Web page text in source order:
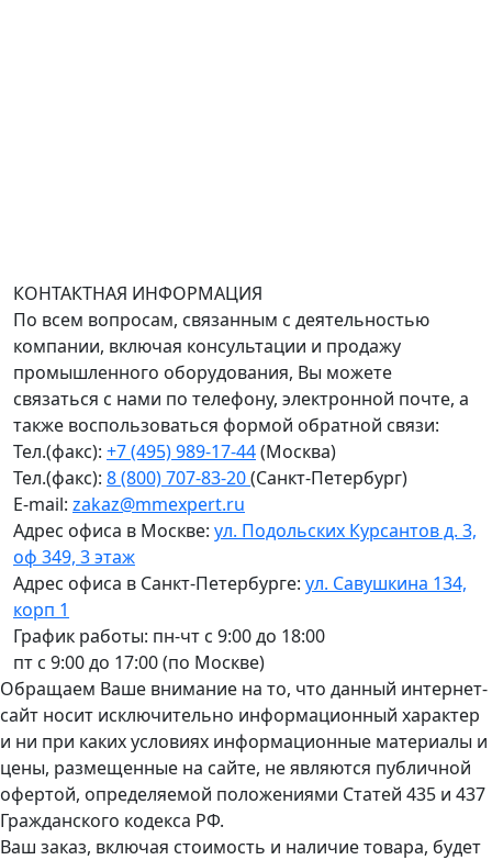
КОНТАКТНАЯ ИНФОРМАЦИЯ
По всем вопросам, связанным с деятельностью
компании, включая консультации и продажу
промышленного оборудования, Вы можете
связаться с нами по телефону, электронной почте, а
также воспользоваться формой обратной связи:
Тел.(факс): +7 (495) 989-17-44(Москва)
Тел.(факс): 8 (800) 707-83-20(Санкт-Петербург)
E-mail: zakaz@mmexpert.ru
Адрес офиса в Москве: ул. Подольских Курсантов д. 3,
оф 349, 3 этаж
Адрес офиса в Санкт-Петербурге: ул. Савушкина 134,
корп 1
График работы: пн-чт с 9:00 до 18:00
пт с 9:00 до 17:00 (по Москве)
Обращаем Ваше внимание на то, что данный интернет-
сайт носит исключительно информационный характер
и ни при каких условиях информационные материалы и
цены, размещенные на сайте, не являются публичной
офертой, определяемой положениями Статей 435 и 437
Гражданского кодекса РФ.
Ваш заказ, включая стоимость и наличие товара, будет